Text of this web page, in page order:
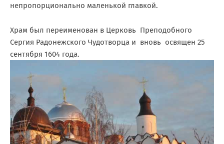
непропорционально маленькой главкой.
Храм был переименован в Церковь Преподобного
Сергия Радонежского Чудотворца и вновь освящен 25
сентября 1604 года.